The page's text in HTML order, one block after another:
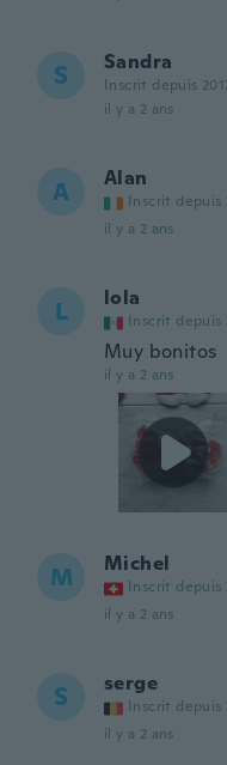
S Sandra
Inscrit depuis
il y a 2 ans
A Alan
Inscrit depuis
il y a 2 ans
L lola
Inscrit depuis
Muy bonitos
il y a 2 ans
M Michel
Inscrit depuis
il y a 2 ans
S serge
Inscrit depuis
il y a 2 ans